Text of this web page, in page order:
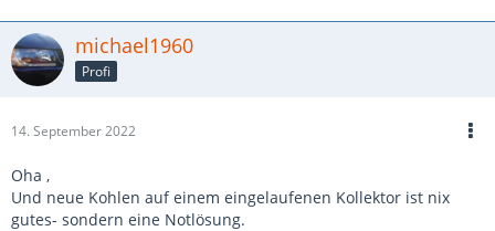
michael1960
Profi
14. September 2022
Oha ,
Und neue Kohlen auf einem eingelaufenen Kollektor ist nix
gutes- sondern eine Notlösung.